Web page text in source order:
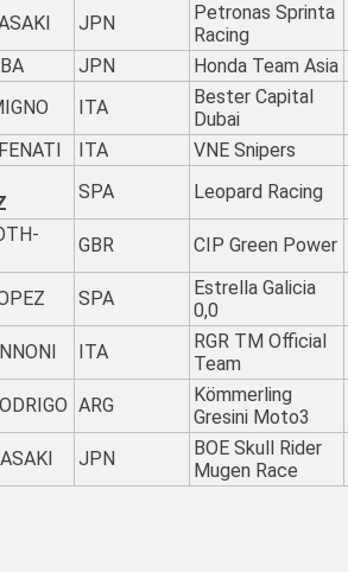
JPN
Petronas Sprinta
Racing
JPN Honda Team Asia
ITA
Bester Capital
Dubai
ITA VNE Snipers
SPA Leopard Racing
GBR CIP Green Power
SPA
Estrella Galicia
0,0
ITA
RGR TM Official
Team
ARG
Kömmerling
Gresini Moto3
JPN
BOE Skull Rider
Mugen Race